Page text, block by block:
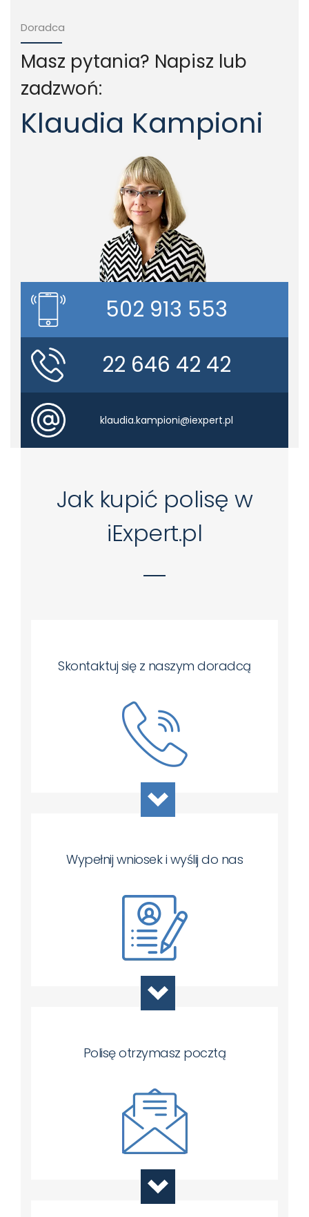
Doradca
Masz pytania? Napisz lub
zadzwoń:
Klaudia Kampioni
502 913 553
22 646 42 42
klaudia.kampioni@iexpert.pl
Jak kupić polisę w
iExpert.pl
Skontaktuj się z naszym doradcą
Wypełnij wniosek i wyślij do nas
Polisę otrzymasz pocztą